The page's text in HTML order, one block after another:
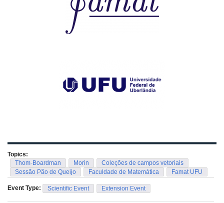
Topics:
Thom-Boardman
Morin
Coleções de campos vetoriais
Sessão Pão de Queijo
Faculdade de Matemática Famat UFU
Event Type: Scientific Event Extension Event